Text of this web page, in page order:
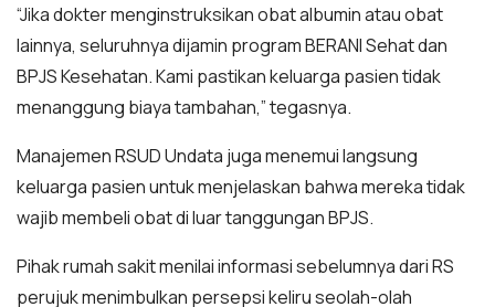
“Jika dokter menginstruksikan obat albumin atau obat
lainnya, seluruhnya dijamin program BERANI Sehat dan
BPJS Kesehatan. Kami pastikan keluarga pasien tidak
menanggung biaya tambahan,” tegasnya.
Manajemen RSUD Undata juga menemui langsung
keluarga pasien untuk menjelaskan bahwa mereka tidak
wajib membeli obat di luar tanggungan BPJS.
Pihak rumah sakit menilai informasi sebelumnya dari RS
perujuk menimbulkan persepsi keliru seolah-olah